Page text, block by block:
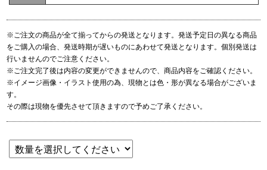
※ご注文の商品が全て揃ってからの発送となります。発送予定日の異なる商品
をご購入の場合、発送時期が遅いものにあわせて発送となります。個別発送は
行いませんのでご注意ください。
※ご注文完了後は内容の変更ができませんので、商品内容をご確認ください。
※イメージ画像・イラスト使用の為、現物とは色・形が異なる場合がございま
す。
その際は現物を優先させて頂きますので予めご了承ください。